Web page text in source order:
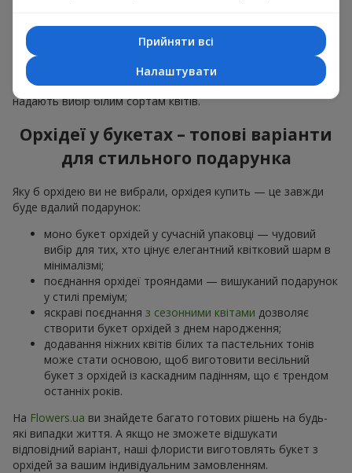
особливої події: річниць,побачень,днів народженнята
навіть
.
Для романтики обирають ніжну екзотику — букет з орхідей
в рожевих та фіолетових тонах. Длявесільних букетів
надають вибір білим сортам квітів.
Орхідеї у букетах – топові варіанти
для стильного подарунка
Яку б орхідею ви не вибрали, орхідея купить — це завжди
буде вдалий подарунок:
моно букет орхідей у сучасній упаковці — чудовий
вибір для тих, хто цінує елегантний квітковий шарм в
мінімалізмі;
поєднання орхідеї трояндами — вишуканий подарунок
у стилі преміум;
яскраві поєднання з сезонними квітами дозволяє
створити букет орхідей з днем народження;
додавання ніжних квітів білих та пастельних тонів
може стати основою, щоб виготовити весільний
букет з орхідей із каскадним падінням, що є трендом
останніх років.
На Flowers.ua ви знайдете багато готових рішень на будь-
які випадки життя. А якщо не зможете відшукати
відповідний варіант, наші флористи виготовлять букет з
орхідей за вашим індивідуальним замовленням.
Прийняти всі
Налаштувати